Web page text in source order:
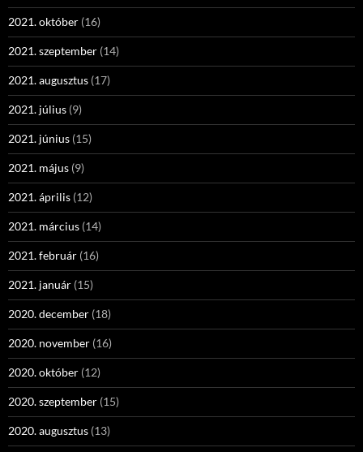
2021. október (16)
2021. szeptember (14)
2021. augusztus (17)
2021. július (9)
2021. június (15)
2021. május (9)
2021. április (12)
2021. március (14)
2021. február (16)
2021. január (15)
2020. december (18)
2020. november (16)
2020. október (12)
2020. szeptember (15)
2020. augusztus (13)